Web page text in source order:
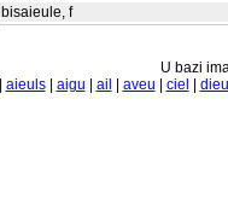
bisaieule, f
U bazi
aieuls| aigu ail aveu ciel dieu